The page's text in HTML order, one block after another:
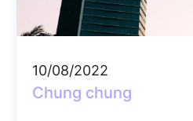
10/08/2022
Chung chung